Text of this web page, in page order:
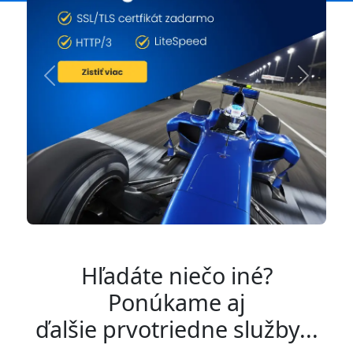
Previous Next
Hľadáte niečo iné?
Ponúkame aj
ďalšie prvotriedne služby...